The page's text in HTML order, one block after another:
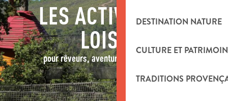
DESTINATION NATURE
CULTURE ET
TRADITIONS
LES ACTIVITÉS DE
LOISIRS
pour rêveurs, aventuriers et explorateurs